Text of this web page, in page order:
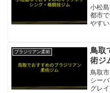
小松
都市
やす
4,000
所在
ブラジリアン柔術
鳥取
術ジ
鳥取
シー
グレ